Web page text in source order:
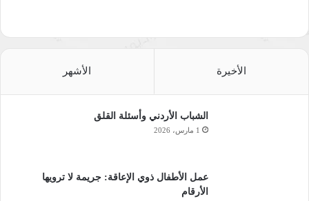
الموج من أجل النجاة
الأخيرة الأشهر
الشباب الأردني وأسئلة القلق
1 مارس، 2026
عمل الأطفال ذوي الإعاقة: جريمة لا ترويها
الأرقام